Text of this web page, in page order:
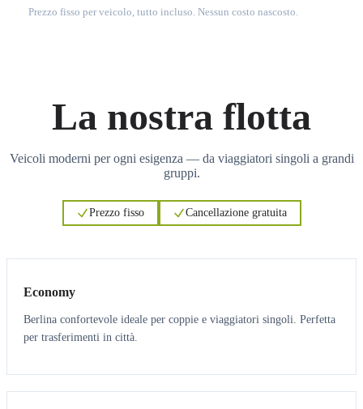
Prezzo fisso per veicolo, tutto incluso. Nessun costo nascosto.
La nostra flotta
Veicoli moderni per ogni esigenza — da viaggiatori singoli a grandi
gruppi.
Prezzo fisso Cancellazione gratuita
Economy
Berlina confortevole ideale per coppie e viaggiatori singoli. Perfetta
per trasferimenti in città.
3 3